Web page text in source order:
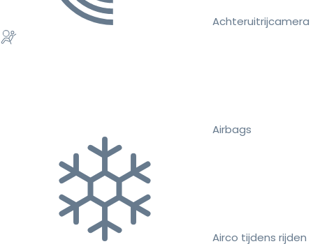
Achteruitrijcamera
Airbags
Airco tijdens rijden